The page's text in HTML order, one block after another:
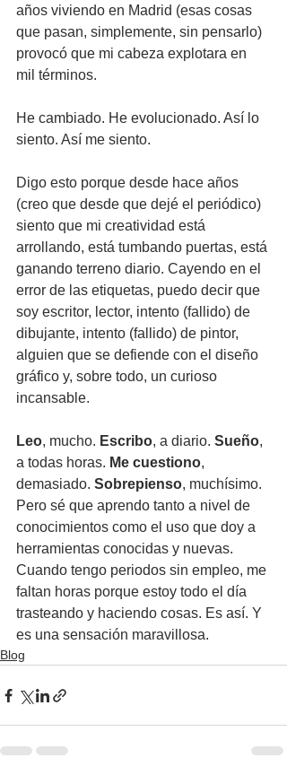
años viviendo en Madrid (esas cosas
que pasan, simplemente, sin pensarlo)
provocó que mi cabeza explotara en
mil términos.
He cambiado. He evolucionado. Así lo
siento. Así me siento.
Digo esto porque desde hace años
(creo que desde que dejé el periódico)
siento que mi creatividad está
arrollando, está tumbando puertas, está
ganando terreno diario. Cayendo en el
error de las etiquetas, puedo decir que
soy escritor, lector, intento (fallido) de
dibujante, intento (fallido) de pintor,
alguien que se defiende con el diseño
gráfico y, sobre todo, un curioso
incansable.
Leo, mucho. Escribo, a diario. Sueño,
a todas horas. Me cuestiono,
demasiado. Sobrepienso, muchísimo.
Pero sé que aprendo tanto a nivel de
conocimientos como el uso que doy a
herramientas conocidas y nuevas.
Cuando tengo periodos sin empleo, me
faltan horas porque estoy todo el día
trasteando y haciendo cosas. Es así. Y
es una sensación maravillosa.
Blog